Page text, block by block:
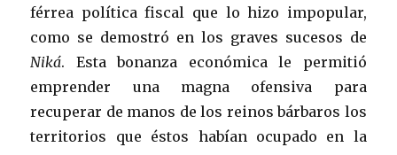
férrea política fiscal que lo hizo impopular,
como se demostró en los graves sucesos de
Niká. Esta bonanza económica le permitió
emprender una magna ofensiva para
recuperar de manos de los reinos bárbaros los
territorios que éstos habían ocupado en la